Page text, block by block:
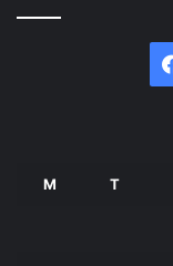
M T